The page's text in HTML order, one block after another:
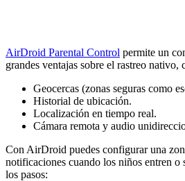
AirDroid Parental Control permite un
grandes ventajas sobre el rastreo nativo,
Geocercas (zonas seguras como
Historial de ubicación.
Localización en tiempo real.
Cámara remota y audio
Con AirDroid puedes configurar una
notificaciones cuando los niños entren o
los pasos: